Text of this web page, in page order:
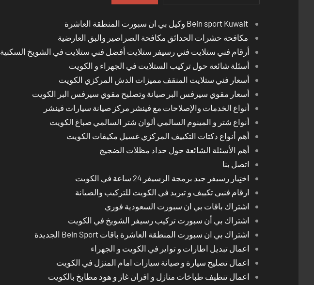
Bein sport Kuwait وكيل بي ان سبورت المنطقة العاشرة
مكافحة حشرات الحدائق مكافحة الصراصير والبق العارضية
أرقام فني ستلايت فني رسيفر ستلايت أفضل فني ستلايت في الشويخ السكنية
أسئلة شائعة حول تركيب الستلايت في الجهراء و الكويت
أسعار فني ستلايت المنقف مميزات الدش المركزي الكويت
أسعار مقوي سيرفس البر صيانة وتصليح مقوي سيرفس البر الكويت
أنواع الخدمات والإصلاحات مع فينشر مركز صيانة سيارات فينشر
أنواع شتر و المينوم السالمي ألوان شتر السالمي صباغ الكويت
أهم أنواع دكتات التكييف المركزي غسيل مكيفات الكويت
أهم الأسئلة الشائعة حول حداد مظلات الضجيج
اتصل بنا
اختِيار رسيفر جيد برمجة الرسيفر 24 ساعة في الكويت
ارقام فنيي تكييف و تبريد في الكويت للتركيب والصيانة
اشتراك باقات بي ان سبورت السعودية فوري
اشتراك بي أن سبورت تركيب رسيفر الشويخ في الكويت
اشتراك بي ان سبورت المنطقة العاشرة باقات Bein Sport الجديدة
اعمال تبديل اطارات و تواير في الكويت و الجهراء
اعمال تصليح سيارة و صيانة سيارات امام المنزل في الكويت
اعمال تنظيف طباخات منازل و افران غاز و هود مطابخ بالكويت